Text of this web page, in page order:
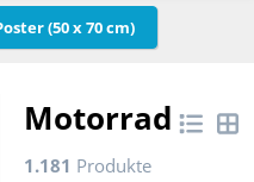
(50 x 70 cm)
Motorrad
1.181 Produkte